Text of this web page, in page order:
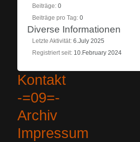
Beiträge 0
Beiträge pro Tag 0
Diverse Informationen
Letzte Aktivität 6.July 2025
Registriert seit 10.February 2024
Kontakt
-=09=-
Archiv
Impressum